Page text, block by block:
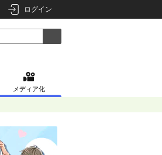
ログイン
メディア化